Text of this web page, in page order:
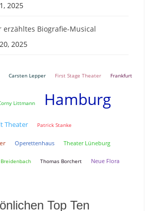
2025
erzähltes Biografie-Musical
2025
Carsten Lepper First Stage Theater Frankfurt
Littmann Hamburg
Theater Patrick Stanke
Operettenhaus Theater Lüneburg
Thomas Borchert Neue Flora
Top Ten